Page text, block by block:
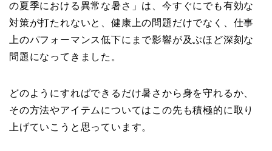
の夏季における異常な暑さ」は、今すぐにでも有効な
対策が打たれないと、健康上の問題だけでなく、仕事
上のパフォーマンス低下にまで影響が及ぶほど深刻な
問題になってきました。
どのようにすればできるだけ暑さから身を守れるか、
その方法やアイテムについてはこの先も積極的に取り
上げていこうと思っています。